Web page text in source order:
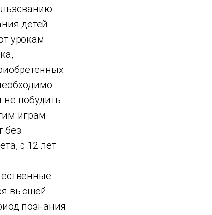
детей
урокам
побудить
играм.
без
с 12 лет
высшей
познания